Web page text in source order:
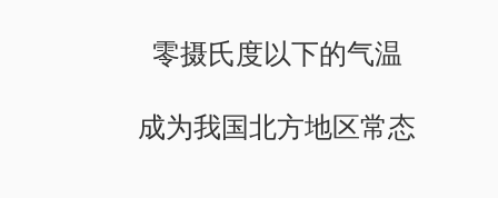
零摄氏度以下的气温
成为我国北方地区常态